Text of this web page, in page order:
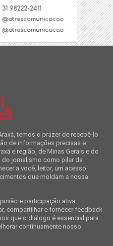
temos o prazer de recebê-lo
de informações precisas e
e região, de Minas Gerais e do
do jornalismo como pilar da
a você, leitor, um acesso
que moldam a nossa
e participação ativa.
compartilhar e fornecer feedback
que o diálogo é essencial para
continuamente nosso